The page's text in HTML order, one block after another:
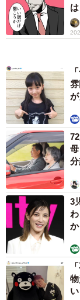
「面接官の当
Bさん（関東在住
友人は一度も受
とがあるBさん
そんなBさんはAI
なくても、口数
とか、自分には
りはずれがある
人の面接体験記
感じること少な
感がないのはい
代わりにESを
いなと思いまし
今後のAI面接導
かは、面接を受
すね。
3